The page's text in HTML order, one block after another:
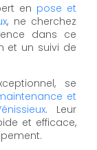
en pose et
, ne cherchez
dans ce
et un suivi de
se
et
. Leur
et efficace,